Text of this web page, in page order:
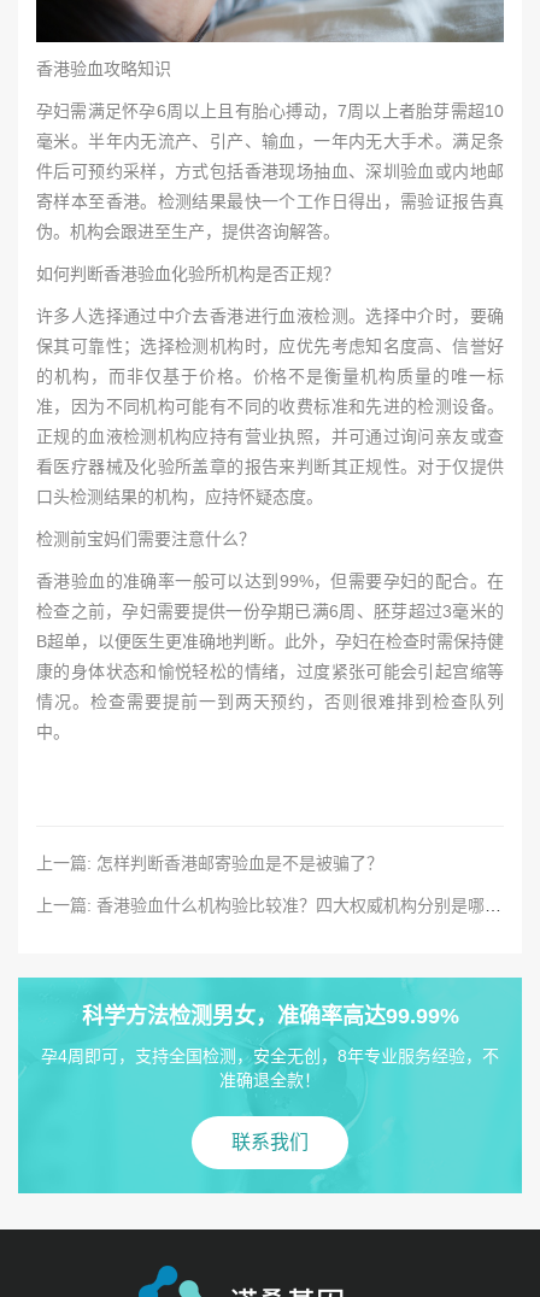
香港验血攻略知识
孕妇需满足怀孕6周以上且有胎心搏动，7周以上者胎芽需超10
毫米。半年内无流产、引产、输血，一年内无大手术。满足条
件后可预约采样，方式包括香港现场抽血、深圳验血或内地邮
寄样本至香港。检测结果最快一个工作日得出，需验证报告真
伪。机构会跟进至生产，提供咨询解答。
如何判断香港验血化验所机构是否正规？
许多人选择通过中介去香港进行血液检测。选择中介时，要确
保其可靠性；选择检测机构时，应优先考虑知名度高、信誉好
的机构，而非仅基于价格。价格不是衡量机构质量的唯一标
准，因为不同机构可能有不同的收费标准和先进的检测设备。
正规的血液检测机构应持有营业执照，并可通过询问亲友或查
看医疗器械及化验所盖章的报告来判断其正规性。对于仅提供
口头检测结果的机构，应持怀疑态度。
检测前宝妈们需要注意什么？
香港验血的准确率一般可以达到99%，但需要孕妇的配合。在
检查之前，孕妇需要提供一份孕期已满6周、胚芽超过3毫米的
B超单，以便医生更准确地判断。此外，孕妇在检查时需保持健
康的身体状态和愉悦轻松的情绪，过度紧张可能会引起宫缩等
情况。检查需要提前一到两天预约，否则很难排到检查队列
中。
上一篇: 怎样判断香港邮寄验血是不是被骗了？
科学方法检测男女，准确率高达99.99%
孕4周即可，支持全国检测，安全无创，8年专业服务经验，不
准确退全款！
联系我们